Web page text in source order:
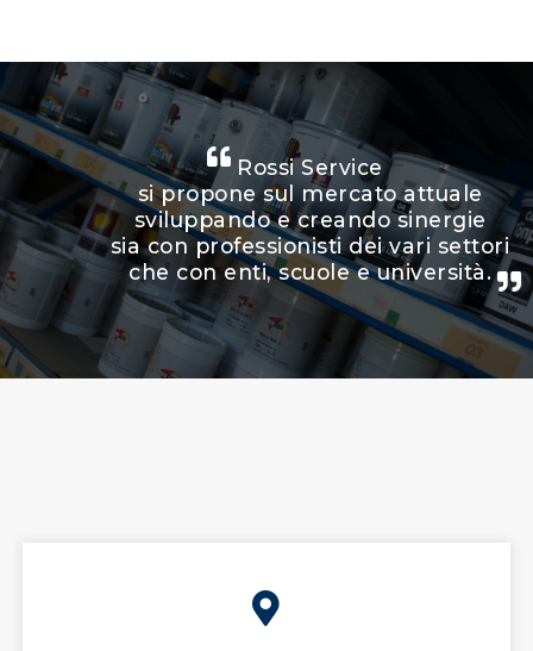
Rossi Service
si propone sul mercato attuale
sviluppando e creando sinergie
sia con professionisti dei vari settori
che con enti, scuole e università.